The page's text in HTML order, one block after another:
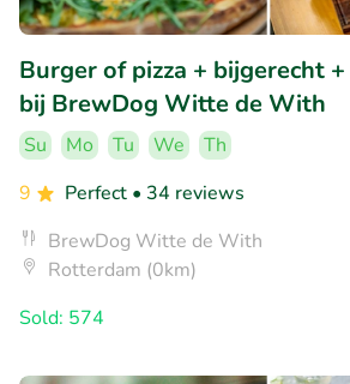
Burger of pizza + bijgerecht
bij BrewDog Witte de With
Su Mo Tu We
Th
9
Perfect • 34 reviews
BrewDog Witte de With
Rotterdam (0km)
Sold: 574